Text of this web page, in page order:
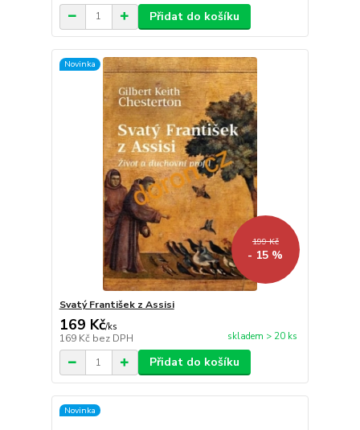
Přidat do košíku
Novinka
199 Kč
- 15 %
Svatý František z Assisi
169 Kč/ks
169 Kč bez DPH skladem > 20 ks
Přidat do košíku
Novinka